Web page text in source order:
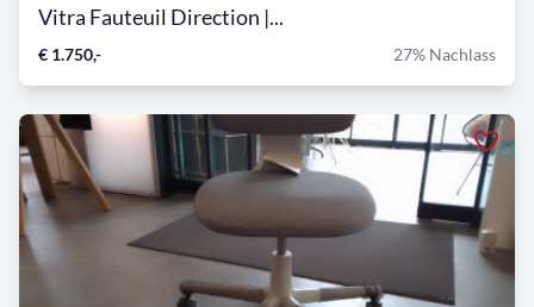
Vitra Fauteuil Direction |...
€ 1.750,- 27% Nachlass